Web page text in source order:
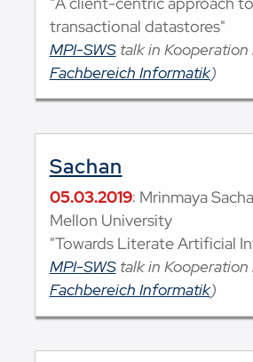
transactional datastores"
MPI-SWStalk in Kooperation
Fachbereich Informatik)
Sachan
05.03.2019: Mrinmaya
Mellon University
"Towards Literate Artificial
MPI-SWStalk in Kooperation
Fachbereich Informatik)